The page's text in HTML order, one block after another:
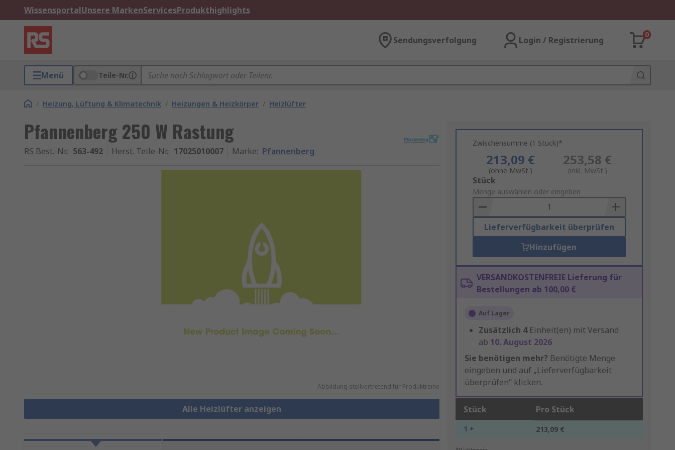
WissensportalUnsere MarkenServicesProdukthighlights
Sendungsverfolgung Login / Registrierung
0
Menü Teile-Nr.
/ Heizung, Lüftung & Klimatechnik / Heizungen & Heizkörper / Heizlüfter
Pfannenberg 250 W Rastung
RS Best.-Nr.: 563-492 Herst. Teile-Nr.: 17025010007 Marke: Pfannenberg
Abbildung stellvertretend für Produktreihe
Alle Heizlüfter anzeigen
Zwischensumme (1 Stück)*
213,09 €
(ohne MwSt.)
253,58 €
(inkl. MwSt.)
Add
to
Basket
Stück
Menge auswählen oder eingeben
Lieferverfügbarkeit überprüfen
Hinzufügen
VERSANDKOSTENFREIE Lieferung für
Bestellungen ab 100,00 €
Auf Lager
Zusätzlich 4 Einheit(en) mit Versand
ab 10. August 2026
Sie benötigen mehr? Benötigte Menge
eingeben und auf „Lieferverfügbarkeit
überprüfen“ klicken.
Stück Pro Stück
1 + 213,09 €